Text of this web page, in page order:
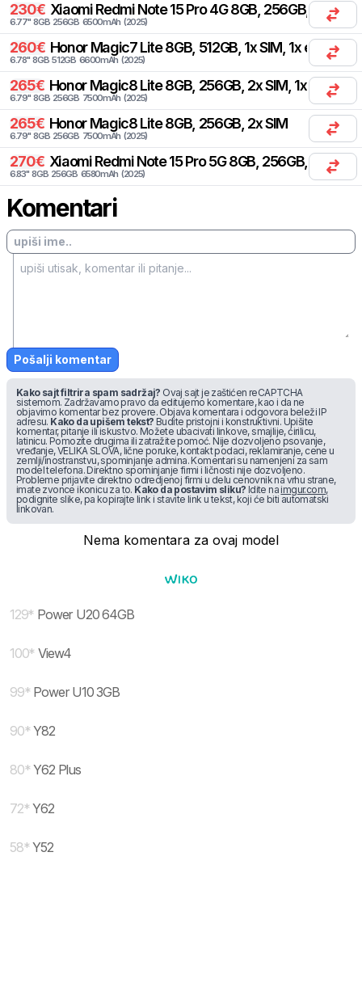
230€ Xiaomi Redmi Note 15 Pro 4G 8GB, 256GB, 2x SIM
6.77" 8GB 256GB 6500mAh (2025)
260€ Honor Magic7 Lite 8GB, 512GB, 1x SIM, 1x eSIM
6.78" 8GB 512GB 6600mAh (2025)
265€ Honor Magic8 Lite 8GB, 256GB, 2x SIM, 1x eSIM
6.79" 8GB 256GB 7500mAh (2025)
265€ Honor Magic8 Lite 8GB, 256GB, 2x SIM
6.79" 8GB 256GB 7500mAh (2025)
270€ Xiaomi Redmi Note 15 Pro 5G 8GB, 256GB, 2x SIM
6.83" 8GB 256GB 6580mAh (2025)
Komentari
Pošalji komentar
Kako sajt filtrira spam sadržaj? Ovaj sajt je zaštićen reCAPTCHA
sistemom. Zadržavamo pravo da editujemo komentare, kao i da ne
objavimo komentar bez provere. Objava komentara i odgovora beleži IP
adresu. Kako da upišem tekst? Budite pristojni i konstruktivni. Upišite
komentar, pitanje ili iskustvo. Možete ubacivati linkove, smajlije, ćirilicu,
latinicu. Pomozite drugima ili zatražite pomoć. Nije dozvoljeno psovanje,
vređanje, VELIKA SLOVA, lične poruke, kontakt podaci, reklamiranje, cene u
zemlji/inostranstvu, spominjanje admina. Komentari su namenjeni za sam
model telefona. Direktno spominjanje firmi i ličnosti nije dozvoljeno.
Probleme prijavite direktno odredjenoj firmi u delu cenovnik na vrhu strane,
imate zvonce ikonicu za to. Kako da postavim sliku? Idite na imgur.com,
podignite slike, pa kopirajte link i stavite link u tekst, koji će biti automatski
linkovan.
Nema komentara za ovaj model
129* Power U20 64GB
100* View4
99* Power U10 3GB
90* Y82
80* Y62 Plus
72* Y62
58* Y52